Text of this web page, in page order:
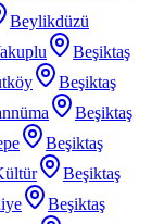
Beylikdüzü
Beşiktaş
Beşiktaş
Beşiktaş
Beşiktaş
Beşiktaş
Beşiktaş